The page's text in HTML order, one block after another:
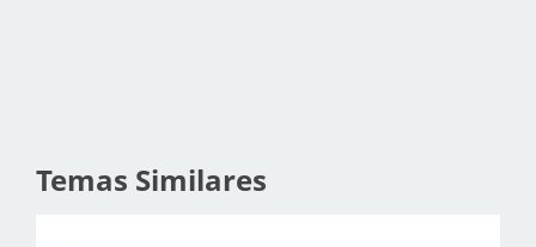
Temas Similares